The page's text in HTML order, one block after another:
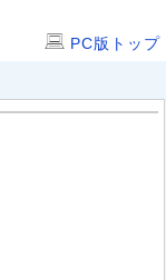
PC版トップ